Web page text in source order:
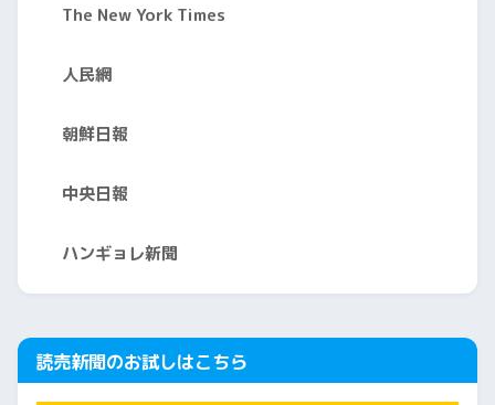
The New York Times
人民網
朝鮮日報
中央日報
ハンギョレ新聞
読売新聞のお試しはこちら